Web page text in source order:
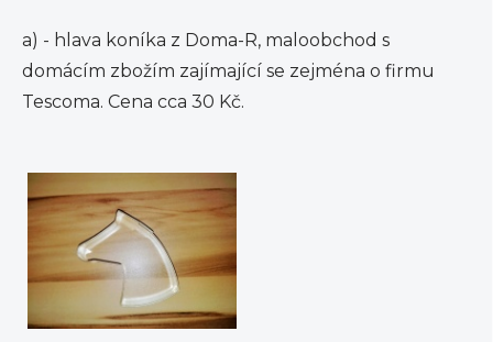
a) - hlava koníka z Doma-R, maloobchod s
domácím zbožím zajímající se zejména o firmu
Tescoma. Cena cca 30 Kč.